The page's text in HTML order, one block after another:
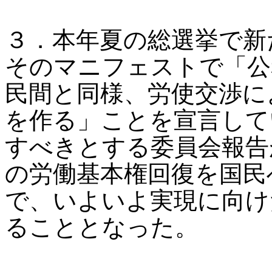
３．本年夏の総選挙で
そのマニフェストで「
民間と同様、労使交渉
を作る」ことを宣言し
すべきとする委員会報
の労働基本権回復を国
で、いよいよ実現に向
ることとなった。